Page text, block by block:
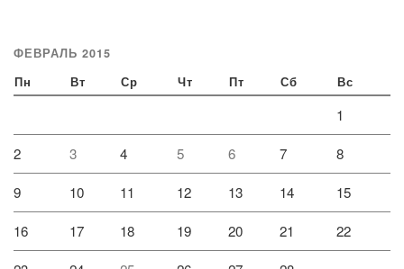
ФЕВРАЛЬ 2015
Пн Вт Ср Чт Пт Сб Вс
1
2 3 4 5 6 7 8
9 10 11 12 13 14 15
16 17 18 19 20 21 22